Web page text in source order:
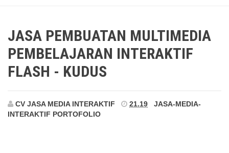
JASA PEMBUATAN MULTIMEDIA
PEMBELAJARAN INTERAKTIF
FLASH - KUDUS
CV JASA MEDIA INTERAKTIF 21.19
JASA-MEDIA-
INTERAKTIF PORTOFOLIO